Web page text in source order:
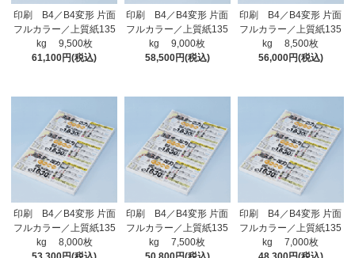
印刷 B4／B4変形 片面
フルカラー／上質紙135
kg 9,500枚
61,100円(税込)
印刷 B4／B4変形 片面
フルカラー／上質紙135
kg 9,000枚
58,500円(税込)
印刷 B4／B4変形 片面
フルカラー／上質紙135
kg 8,500枚
56,000円(税込)
印刷 B4／B4変形 片面
フルカラー／上質紙135
kg 8,000枚
印刷 B4／B4変形 片面
フルカラー／上質紙135
kg 7,500枚
印刷 B4／B4変形 片面
フルカラー／上質紙135
kg 7,000枚